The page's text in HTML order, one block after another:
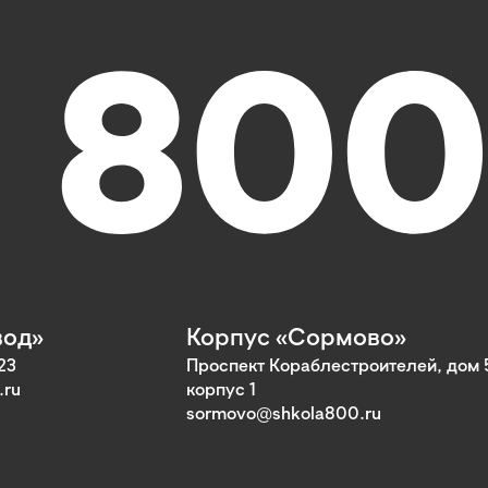
Корпус «Сормово»
Проспект Кораблестроителей, дом
корпус 1
sormovo@shkola800.ru